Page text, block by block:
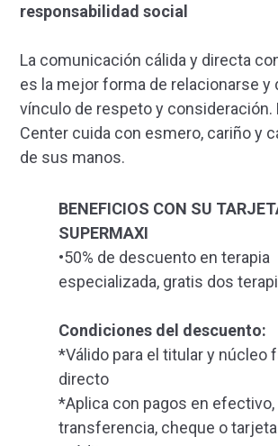
responsabilidad social
La comunicación cálida y directa
es la mejor forma de relacionarse y
vínculo de respeto y consideración.
Center cuida con esmero, cariño y
de sus manos.
BENEFICIOS CON SU
SUPERMAXI
•50% de descuento en terapia
especializada, gratis dos
Condiciones del descuento:
*Válido para el titular y núcleo
directo
*Aplica con pagos en efectivo,
transferencia, cheque o